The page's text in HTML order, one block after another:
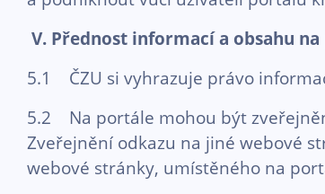
V. Přednost informací a obsahu
5.1 ČZU si vyhrazuje právo
5.2 Na portále mohou být
Zveřejnění odkazu na jiné webové
webové stránky, umístěného na